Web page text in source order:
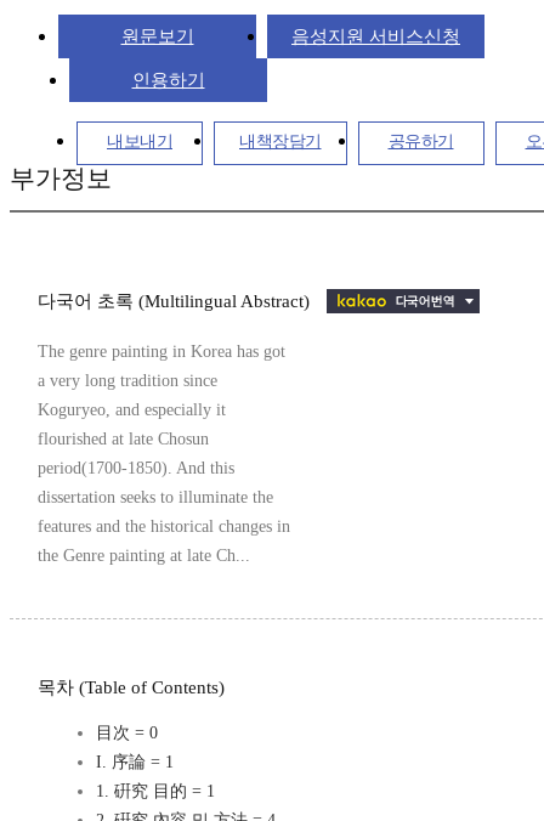
원문보기 음성지원 서비스신청
인용하기
내보내기 내책장담기 공유하기
부가정보
다국어 초록 (Multilingual Abstract)
The genre painting in Korea has got
a very long tradition since
Koguryeo, and especially it
flourished at late Chosun
period(1700-1850). And this
dissertation seeks to illuminate the
features and the historical changes in
the Genre painting at late Ch...
목차 (Table of Contents)
目次 = 0
I. 序論 = 1
1. 硏究 目的 = 1